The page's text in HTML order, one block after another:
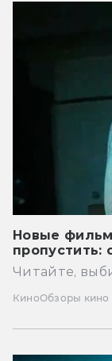
Новые
пропустить:
Читайте,
КиноОбзоры кино